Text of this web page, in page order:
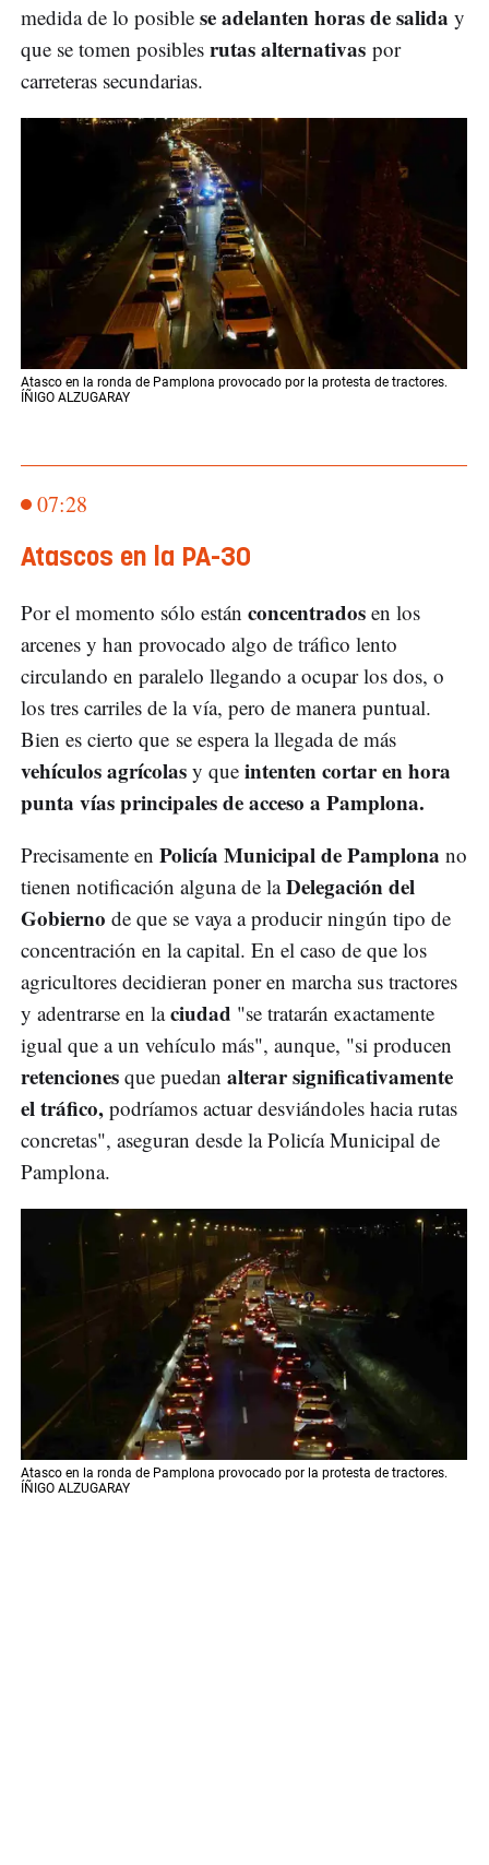
medida de lo posible se adelanten horas de salida y
que se tomen posibles rutas alternativas por
carreteras secundarias.
Atasco en la ronda de Pamplona provocado por la protesta de tractores.
ÍÑIGO ALZUGARAY
07:28
Atascos en la PA-30
Por el momento sólo están concentrados en los
arcenes y han provocado algo de tráfico lento
circulando en paralelo llegando a ocupar los dos, o
los tres carriles de la vía, pero de manera puntual.
Bien es cierto que se espera la llegada de más
vehículos agrícolas y que intenten cortar en hora
punta vías principales de acceso a Pamplona.
Precisamente en Policía Municipal de Pamplona no
tienen notificación alguna de laDelegación del
Gobierno de que se vaya a producir ningún tipo de
concentración en la capital. En el caso de que los
agricultores decidieran poner en marcha sus tractores
y adentrarse en laciudad "se tratarán exactamente
igual que a un vehículo más", aunque, "si producen
retenciones que puedan alterar significativamente
el tráfico, podríamos actuar desviándoles hacia rutas
concretas", aseguran desde la Policía Municipal de
Pamplona.
Atasco en la ronda de Pamplona provocado por la protesta de tractores.
ÍÑIGO ALZUGARAY